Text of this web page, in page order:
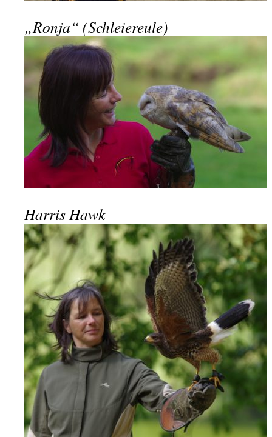
„Ronja“ (Schleiereule)
Harris Hawk